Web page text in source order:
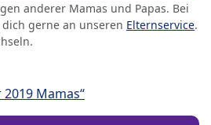
anderer Mamas und Papas. Bei
gerne an unseren Elternservice.
Mamas“